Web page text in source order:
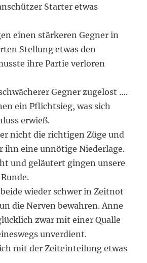
Starter etwas
einen stärkeren Gegner in
Stellung etwas den
ihre Partie verloren
Gegner zugelost ….
ein Pflichtsieg, was sich
erwieß.
nicht die richtigen Züge und
ihn eine unnötige Niederlage.
und geläutert gingen unsere
wieder schwer in Zeitnot
die Nerven bewahren. Anne
zwar mit einer Qualle
unverdient.
mit der Zeiteinteilung etwas